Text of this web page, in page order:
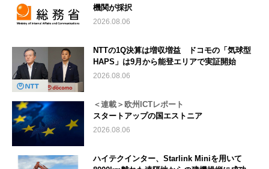
機関が採択
2026.08.06
NTTの1Q決算は増収増益 ドコモの「気球型
HAPS」は9月から能登エリアで実証開始
2026.08.06
＜連載＞欧州ICTレポート
スタートアップの国エストニア
2026.08.06
ハイテクインター、Starlink Miniを用いて